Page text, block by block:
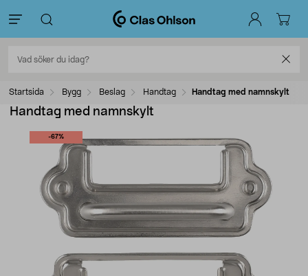
Startsida Bygg Beslag Handtag Handtag med namnskylt
Handtag med namnskylt
-67%